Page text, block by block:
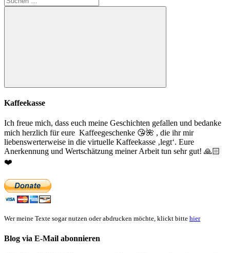
nach:
Suchen
Kaffeekasse
Ich freue mich, dass euch meine Geschichten gefallen und bedanke
mich herzlich für eure Kaffeegeschenke 😘🌺 , die ihr mir
liebenswerterweise in die virtuelle Kaffeekasse ‚legt‘. Eure
Anerkennung und Wertschätzung meiner Arbeit tun sehr gut! 🙏🏻
❤️
Wer meine Texte sogar nutzen oder abdrucken möchte, klickt bitte hier
Blog via E-Mail abonnieren